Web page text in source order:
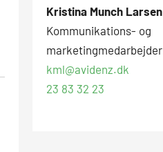
Kristina Munch Larsen
Kommunikations- og
marketingmedarbejder
kml@avidenz.dk
23 83 32 23